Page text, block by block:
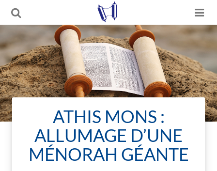
ATHIS MONS :
ALLUMAGE D’UNE
MÉNORAH GÉANTE